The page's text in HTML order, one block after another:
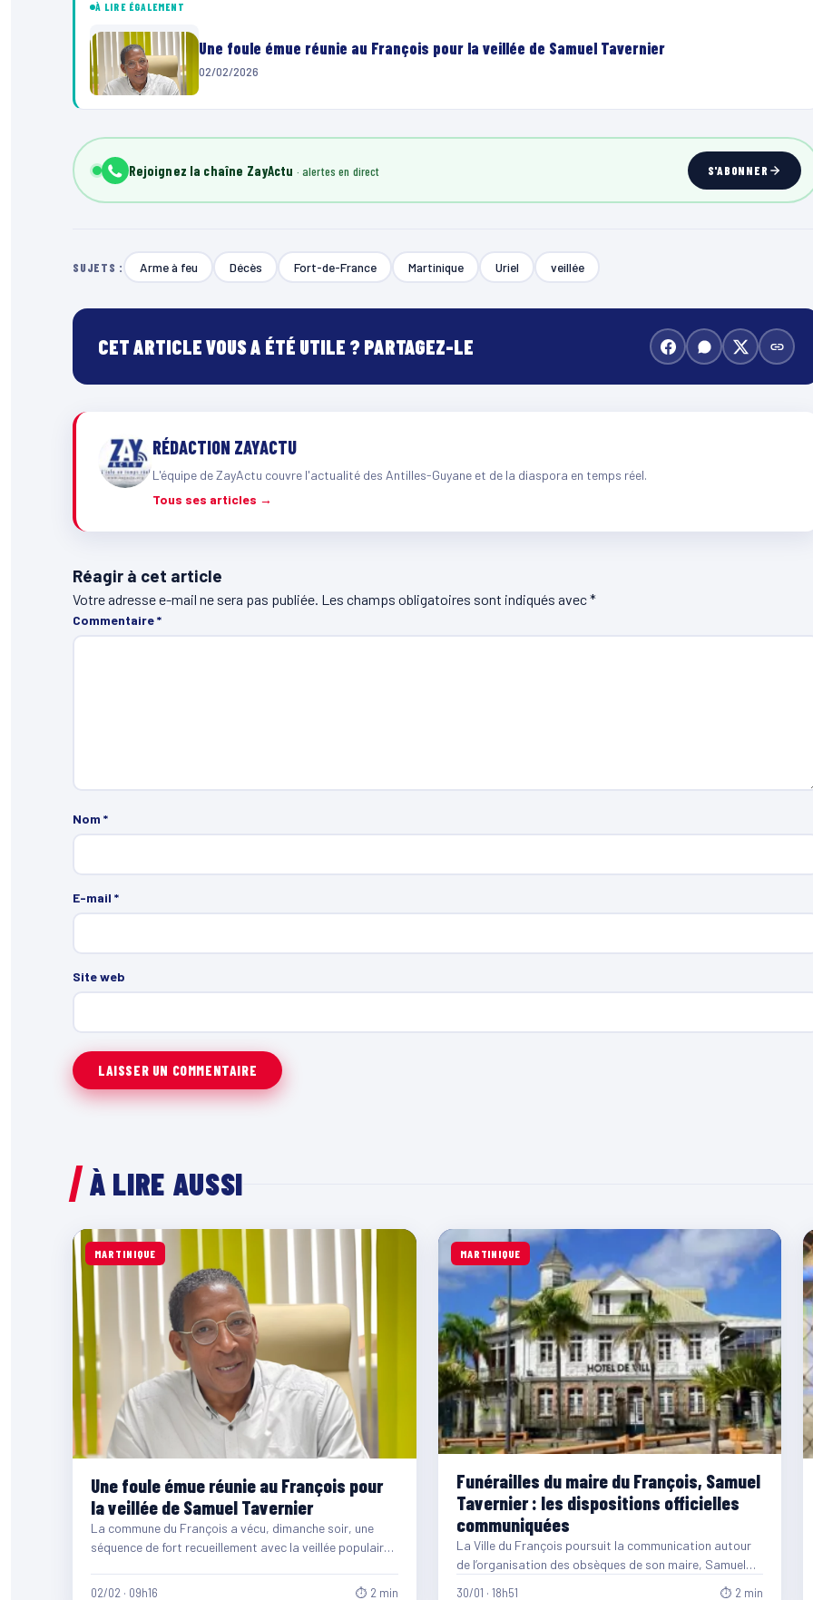
À LIRE ÉGALEMENT
Une foule émue réunie au François pour la veillée de Samuel Tavernier
02/02/2026
Rejoignez la chaîne ZayActu S'ABONNER
SUJETS : Arme à feu Décès Fort-de-France Martinique Uriel veillée
CET ARTICLE VOUS A ÉTÉ UTILE ? PARTAGEZ-LE
RÉDACTION ZAYACTU
L'équipe de ZayActu couvre l'actualité des Antilles-Guyane et de la diaspora en temps réel.
Tous ses articles →
Réagir à cet article
Votre adresse e-mail ne sera pas publiée. Les champs obligatoires sont indiqués avec*
Commentaire*
Nom *
E-mail *
Site web
À LIRE AUSSI
MARTINIQUE
Une foule émue réunie au François pour
la veillée de Samuel Tavernier
La commune du François a vécu, dimanche soir, une
séquence de fort recueillement avec la veillée populaire
02/02 · 09h16 ⏱ 2 min
MARTINIQUE
Funérailles du maire du François, Samuel
Tavernier : les dispositions officielles
communiquées
La Ville du François poursuit la communication autour
de l’organisation des obsèques de son maire, Samuel
30/01 · 18h51 ⏱ 2 min